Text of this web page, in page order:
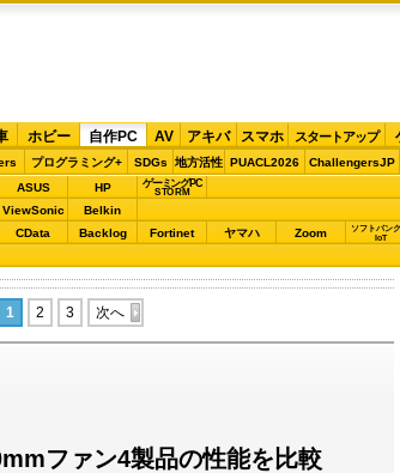
ホビー 自作PC AV アキバ スマホ スタートアップ
プログラミング+ SDGs 地方活性 PUACL2026 ChallengersJP
ASUS HP ゲーミングPC
STORM
ViewSonic Belkin
CData Backlog Fortinet ヤマハ Zoom
ソフトバン
IoT
1 2 3 次へ
ファン4製品の性能を比較